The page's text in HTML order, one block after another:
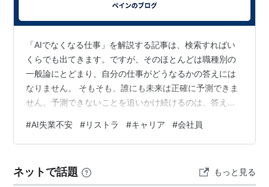
「AIでなくなる仕事」を解説する記事は、検索すればい
くらでも出てきます。ですが、そのほとんどは職種別の
一般論にとどまり、自分の仕事がどうなるかの答えには
なりません。 そもそも、誰にも未来は正確に予測できま
せん。予測できないことを追いかけ続けるのは、答えの
をやめて、自分の仕事で試してみる 発想を変えて、「AI
に仕事を奪われるか」を予測するのをやめて、「今の自
の手で確かめてみませんか。 30日間、毎日1つの業務を
#AI失業不安 #リストラ #キャリア #会社員
ネットで話題 もっと見る